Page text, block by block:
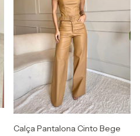
Calça Pantalona Cinto Bege